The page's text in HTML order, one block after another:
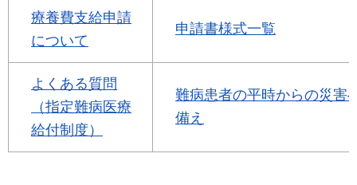
療養費支給申請
について
申請書様式一覧
よくある質問
（指定難病医療
給付制度）
難病患者の平時からの災害
備え